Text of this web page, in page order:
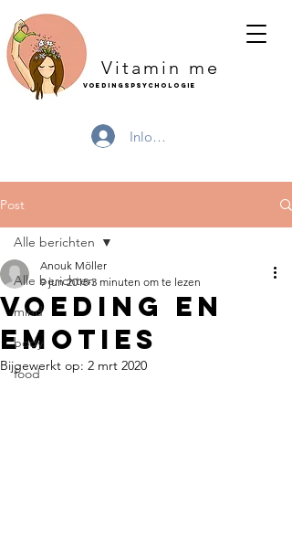
Vitamin me
Voedingspsychologie
Inloggen
Post
Alle berichten
mind
body
food
Alle berichten
Voeding en
emoties
Anouk Möller
9 jun 2018 3 minuten om te lezen
Bijgewerkt op: 2 mrt 2020